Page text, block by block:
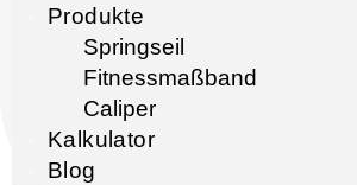
Produkte
Springseil
Fitnessmaßband
Caliper
Kalkulator
Blog